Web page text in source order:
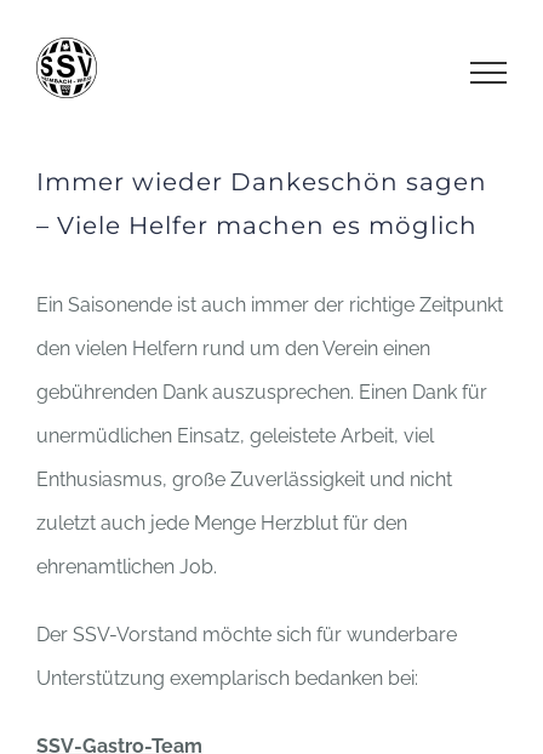
Inhalt
Immer wieder Dankeschön sagen
– Viele Helfer machen es möglich
Ein Saisonende ist auch immer der richtige Zeitpunkt
den vielen Helfern rund um den Verein einen
gebührenden Dank auszusprechen. Einen Dank für
unermüdlichen Einsatz, geleistete Arbeit, viel
Enthusiasmus, große Zuverlässigkeit und nicht
zuletzt auch jede Menge Herzblut für den
ehrenamtlichen Job.
Der SSV-Vorstand möchte sich für wunderbare
Unterstützung exemplarisch bedanken bei:
SSV-Gastro-Team